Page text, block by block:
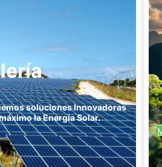
soluciones Innovadoras
la Energía Solar.